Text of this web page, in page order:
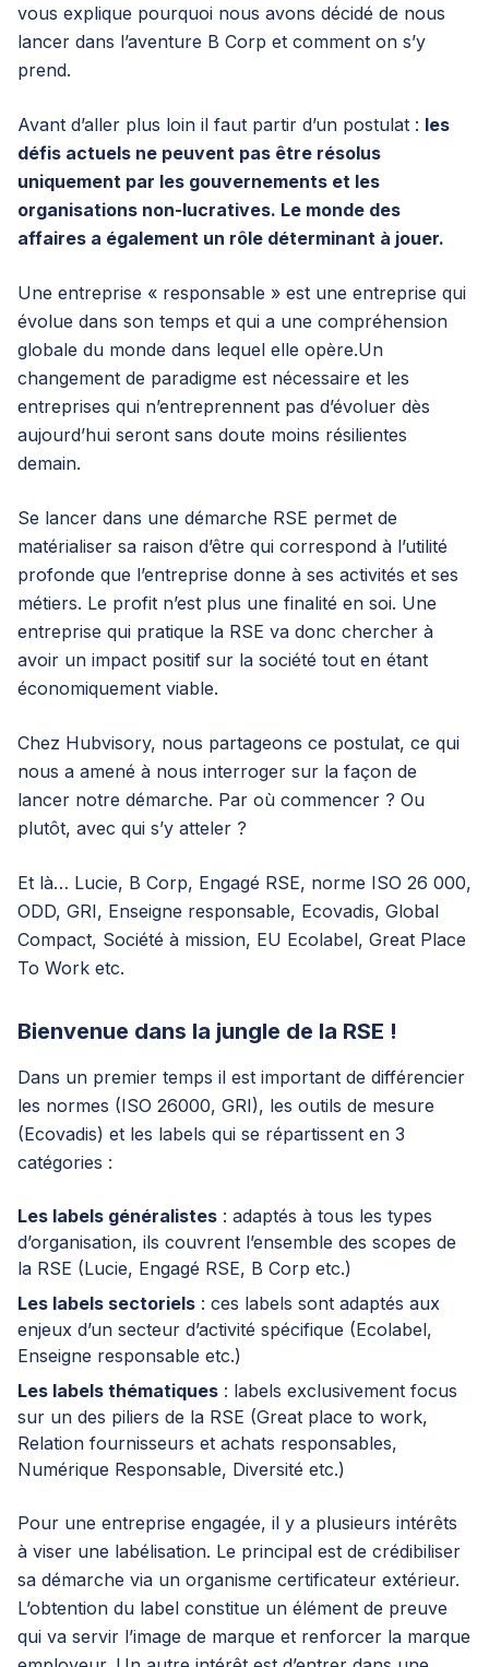
vous explique pourquoi nous avons décidé de nous
lancer dans l’aventure B Corp et comment on s’y
prend.
Avant d’aller plus loin il faut partir d’un postulat : les
défis actuels ne peuvent pas être résolus
uniquement par les gouvernements et les
organisations non-lucratives. Le monde des
affaires a également un rôle déterminant à jouer.
Une entreprise « responsable » est une entreprise qui
évolue dans son temps et qui a une compréhension
globale du monde dans lequel elle opère.Un
changement de paradigme est nécessaire et les
entreprises qui n’entreprennent pas d’évoluer dès
aujourd’hui seront sans doute moins résilientes
demain.
Se lancer dans une démarche RSE permet de
matérialiser sa raison d’être qui correspond à l’utilité
profonde que l’entreprise donne à ses activités et ses
métiers. Le profit n’est plus une finalité en soi. Une
entreprise qui pratique la RSE va donc chercher à
avoir un impact positif sur la société tout en étant
économiquement viable.
Chez Hubvisory, nous partageons ce postulat, ce qui
nous a amené à nous interroger sur la façon de
lancer notre démarche. Par où commencer ? Ou
plutôt, avec qui s’y atteler ?
Et là… Lucie, B Corp, Engagé RSE, norme ISO 26 000,
ODD, GRI, Enseigne responsable, Ecovadis, Global
Compact, Société à mission, EU Ecolabel, Great Place
To Work etc.
Bienvenue dans la jungle de la RSE !
Dans un premier temps il est important de différencier
les normes (ISO 26000, GRI), les outils de mesure
(Ecovadis) et les labels qui se répartissent en 3
catégories :
Les labels généralistes : adaptés à tous les types
d’organisation, ils couvrent l’ensemble des scopes de
la RSE (Lucie, Engagé RSE, B Corp etc.)
Les labels sectoriels : ces labels sont adaptés aux
enjeux d’un secteur d’activité spécifique (Ecolabel,
Enseigne responsable etc.)
Les labels thématiques : labels exclusivement focus
sur un des piliers de la RSE (Great place to work,
Relation fournisseurs et achats responsables,
Numérique Responsable, Diversité etc.)
Pour une entreprise engagée, il y a plusieurs intérêts
à viser une labélisation. Le principal est de crédibiliser
sa démarche via un organisme certificateur extérieur.
L’obtention du label constitue un élément de preuve
qui va servir l’image de marque et renforcer la marque